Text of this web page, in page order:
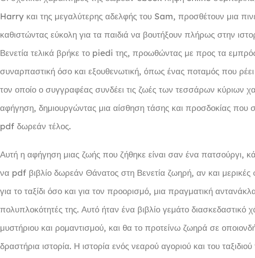
Harry και της μεγαλύτερης αδελφής του Sam, προσθέτουν μια
καθιστώντας εύκολη για τα παιδιά να βουτήξουν πλήρως στην
Βενετία τελικά βρήκε το piedi της, προωθώντας με προς τα
συναρπαστική όσο και εξουθενωτική, όπως ένας ποταμός που
τον οποίο ο συγγραφέας συνδέει τις ζωές των τεσσάρων κύριων
αφήγηση, δημιουργώντας μια αίσθηση τάσης και προσδοκίας που
pdf δωρεάν τέλος.
Αυτή η αφήγηση μιας ζωής που ζήθηκε είναι σαν ένα πατσούργι,
να pdf βιβλίο δωρεάν Θάνατος στη Βενετία ζωηρή, αν και
για το ταξίδι όσο και για τον προορισμό, μια πραγματική
πολυπλοκότητές της. Αυτό ήταν ένα βιβλίο γεμάτο διασκεδαστικό
μυστήριου και ρομαντισμού, και θα το προτείνω ζωηρά σε
δραστήρια ιστορία. Η ιστορία ενός νεαρού αγοριού και του